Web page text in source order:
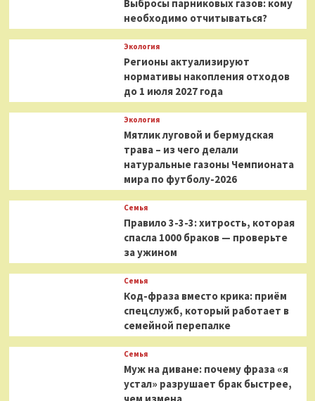
Выбросы парниковых газов: кому
необходимо отчитываться?
Экология
Регионы актуализируют
нормативы накопления отходов
до 1 июля 2027 года
Экология
Мятлик луговой и бермудская
трава – из чего делали
натуральные газоны Чемпионата
мира по футболу-2026
Семья
Правило 3-3-3: хитрость, которая
спасла 1000 браков — проверьте
за ужином
Семья
Код-фраза вместо крика: приём
спецслужб, который работает в
семейной перепалке
Семья
Муж на диване: почему фраза «я
устал» разрушает брак быстрее,